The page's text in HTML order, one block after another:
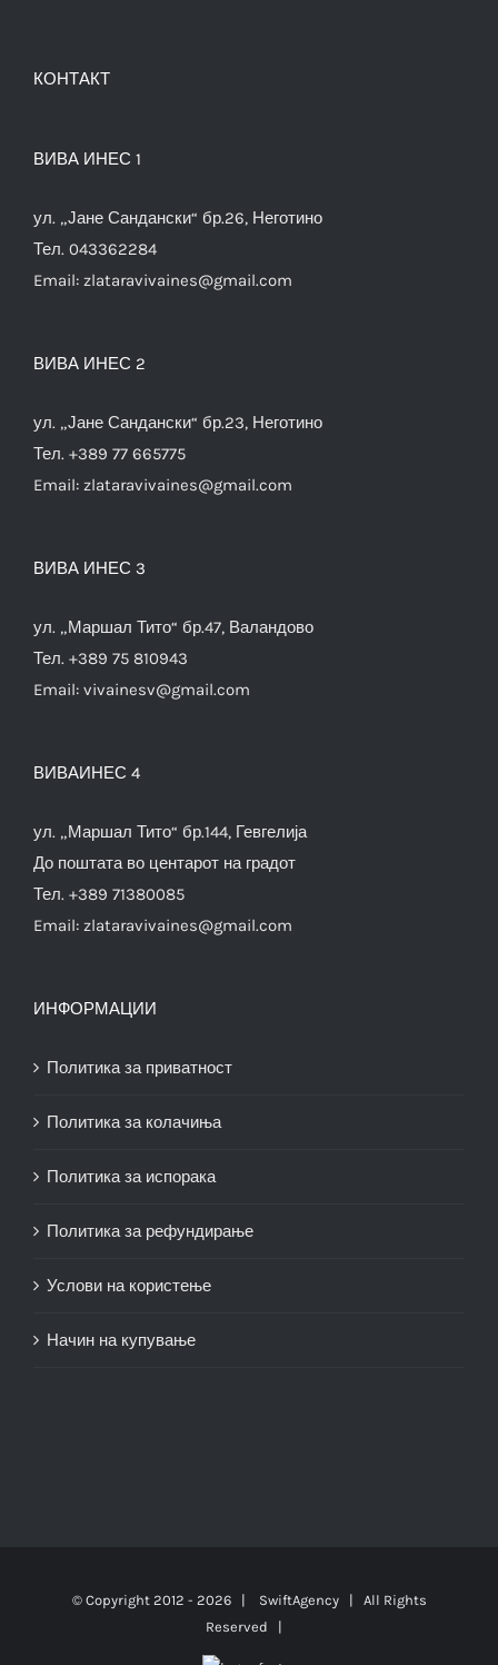
КОНТАКТ
ВИВА ИНЕС 1
ул. „Јане Сандански“ бр.26, Неготино
Тел. 043362284
Email: zlataravivaines@gmail.com
ВИВА ИНЕС 2
ул. „Јане Сандански“ бр.23, Неготино
Тел. +389 77 665775
Email: zlataravivaines@gmail.com
ВИВА ИНЕС 3
ул. „Маршал Тито“ бр.47, Валандово
Тел. +389 75 810943
Email: vivainesv@gmail.com
ВИВАИНЕС 4
ул. „Маршал Тито“ бр.144, Гевгелија
До поштата во центарот на градот
Тел. +389 71380085
Email: zlataravivaines@gmail.com
ИНФОРМАЦИИ
Политика за приватност
Политика за колачиња
Политика за испорака
Политика за рефундирање
Услови на користење
Начин на купување
© Copyright 2012 - 2026 | SwiftAgency| All Rights
Reserved |